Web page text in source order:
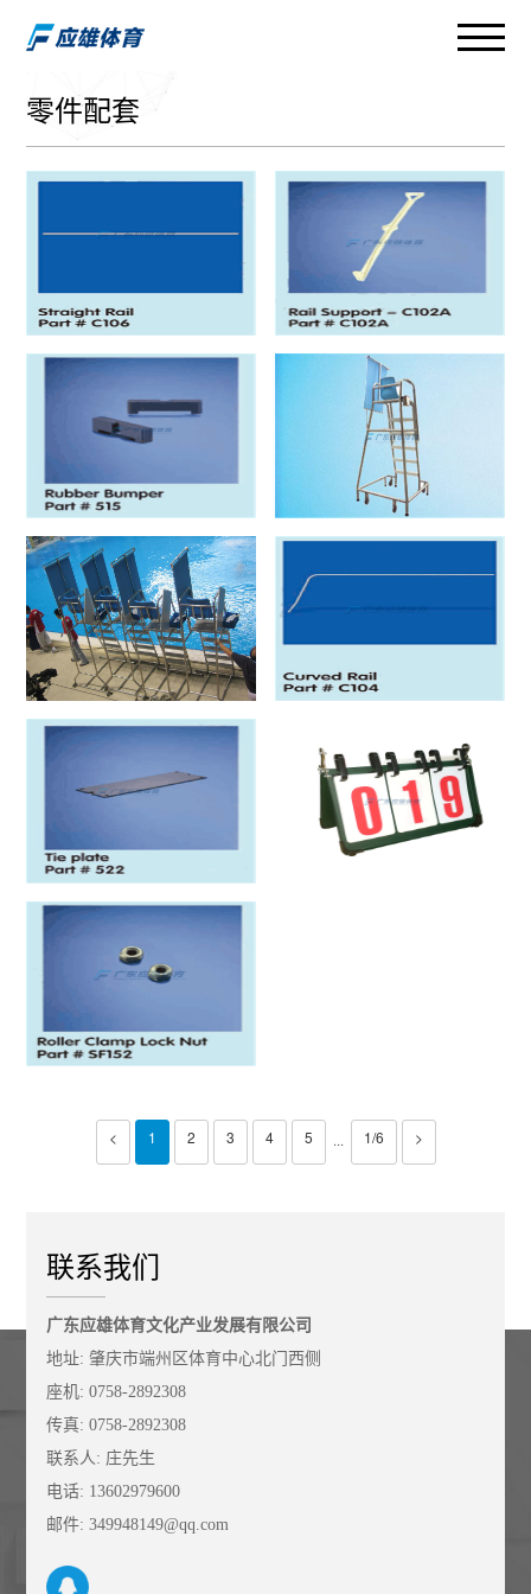
零件配套
直轨 Straight Rail 支撑轨 Rail Support
橡胶缓冲器 Rubber Bumper 跳水比赛裁判椅
跳水比赛裁判椅
连接板 Tie Plate
Lock Nut
< 1 2 3 4 5 ··· 1/6 >
联系我们
广东应雄体育文化产业发展有限公司
地址: 肇庆市端州区体育中心北门西侧
座机: 0758-2892308
传真: 0758-2892308
联系人: 庄先生
电话: 13602979600
邮件: 349948149@qq.com